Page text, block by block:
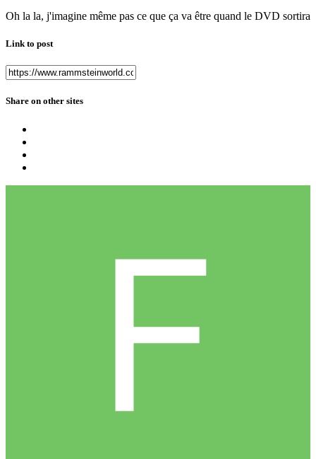
Oh la la, j'imagine même pas ce que ça va être quand le DVD sortira
Link to post
Share on other sites